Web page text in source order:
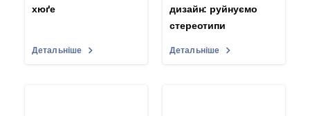
хюґе
Детальніше
дизайн: руйнуємо
стереотипи
Детальніше